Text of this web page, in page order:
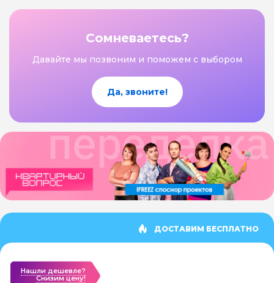
Сомневаетесь?
Давайте мы позвоним и поможем с выбором
Да, звоните!
ДОСТАВИМ БЕСПЛАТНО
Нашли дешевле?
Cнизим цену!